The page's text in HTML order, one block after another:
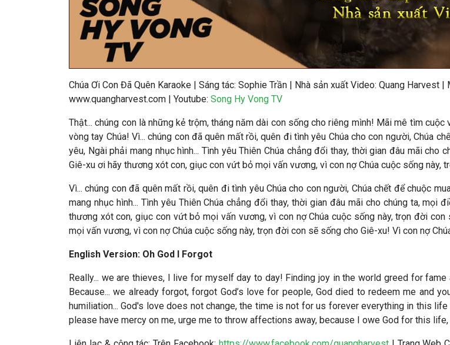
Chúa Ơi Con Đã Quên Karaoke Sáng tác: Sophie Trần Nhà sản xuất Video: Quang Harvest |
www.quangharvest.com | Youtube: Song Hy Vong TV
Thật... chúng con là những kẻ trộm, tháng năm dài con sống cho riêng mình! Mãi mê tìm
vòng tay Chúa! Vì... chúng con đã quên mất rồi, quên đi tình yêu Chúa cho con người, Chúa
yêu, Ngài phải mang nhục hình... Tình yêu Thiên Chúa chẳng đổi thay, thời gian đâu mãi
Giê-xu ơi hãy thương xót con, giục con vứt bỏ mọi vấn vương, vì con nợ Chúa cuộc sống này,
Vì... chúng con đã quên mất rồi, quên đi tình yêu Chúa cho con người, Chúa chết để chuộc
mang nhục hình... Tình yêu Thiên Chúa chẳng đổi thay, thời gian đâu mãi cho chúng ta,
thương xót con, giục con vứt bỏ mọi vấn vương, vì con nợ Chúa cuộc sống này, trọn đời
mọi vấn vương, vì con nợ Chúa cuộc sống này, trọn đời con sẽ sống cho Giê-xu! Vì con nợ
English Version: Oh God I Forgot
Really... we are thieves, I live for myself day to day! Finding joy in the world greed for
Because... we already forgot, forgot God’s love for people, God died to redeem me and
humiliation... God's love does not change, the time is not for us forever everything in this
please have mercy on me, urge me to throw affections away, because I owe God for this